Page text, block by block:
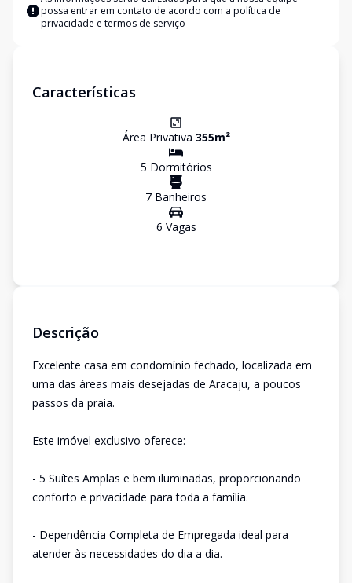
possa entrar em contato de acordo com a política de
privacidade e termos de serviço
Características
Área Privativa 355m²
5 Dormitórios
7 Banheiros
6 Vagas
Descrição
Excelente casa em condomínio fechado, localizada em
uma das áreas mais desejadas de Aracaju, a poucos
passos da praia.
Este imóvel exclusivo oferece:
- 5 Suítes Amplas e bem iluminadas, proporcionando
conforto e privacidade para toda a família.
- Dependência Completa de Empregada ideal para
atender às necessidades do dia a dia.